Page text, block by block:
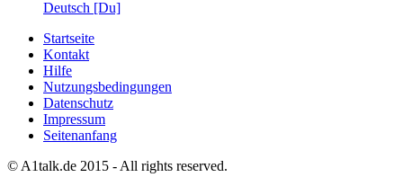
Deutsch [Du]
Startseite
Kontakt
Hilfe
Nutzungsbedingungen
Datenschutz
Impressum
Seitenanfang
© A1talk.de 2015 - All rights reserved.